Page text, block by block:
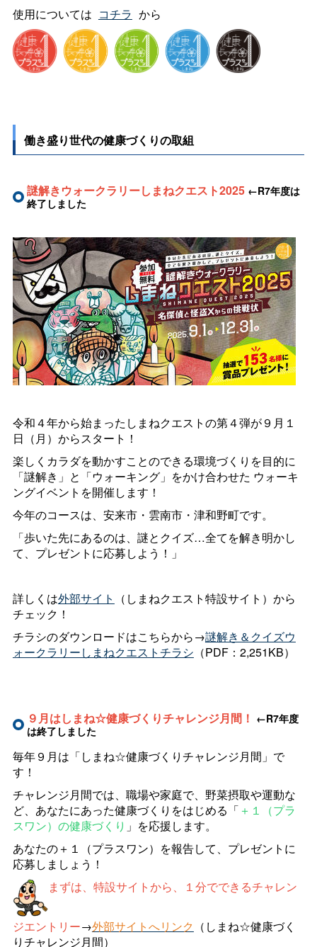
使用については コチラ から
働き盛り世代の健康づくりの取組
謎解きウォークラリーしまねクエスト2025 ←R7年度は
終了しました
令和４年から始まったしまねクエストの第４弾が９月１
日（月）からスタート！
楽しくカラダを動かすことのできる環境づくりを目的に
「謎解き」と「ウォーキング」をかけ合わせた ウォーキ
ングイベントを開催します！
今年のコースは、安来市・雲南市・津和野町です。
「歩いた先にあるのは、謎とクイズ…全てを解き明かし
て、プレゼントに応募しよう！」
詳しくは外部サイト
（しまねクエスト特設サイト）から
チェック！
チラシのダウンロードはこちらから→謎解き＆クイズウ
ォークラリーしまねクエストチラシ （PDF：2,251KB）
９月はしまね☆健康づくりチャレンジ月間！ ←R7年度
は終了しました
毎年９月は「しまね☆健康づくりチャレンジ月間」で
す！
チャレンジ月間では、職場や家庭で、野菜摂取や運動な
ど、あなたにあった健康づくりをはじめる「 ＋１（プラ
スワン）の健康づくり 」を応援します。
あなたの＋１（プラスワン）を報告して、プレゼントに
応募しましょう！
まずは、特設サイトから、１分でできるチャレン
ジエントリー→外部サイトへリンク （しまね☆健康づく
りチャレンジ月間）